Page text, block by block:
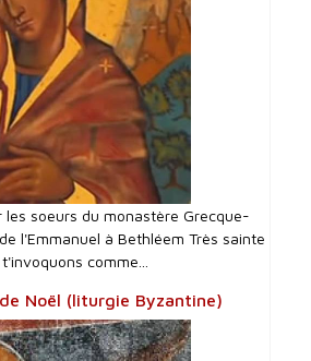
les soeurs du monastère Grecque-
l'Emmanuel à Bethléem Très sainte
comme...
Noël (liturgie Byzantine)